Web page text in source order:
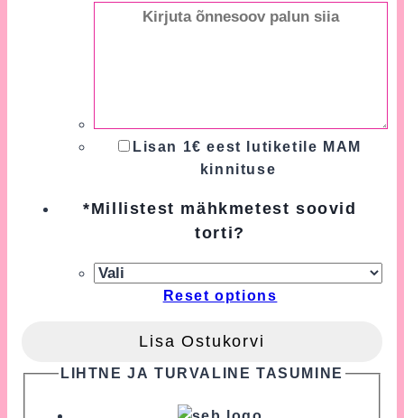
Lisan 1€ eest lutiketile MAM
kinnituse
*Millistest mähkmetest soovid
torti?
Reset options
Lisa Ostukorvi
LIHTNE JA TURVALINE TASUMINE